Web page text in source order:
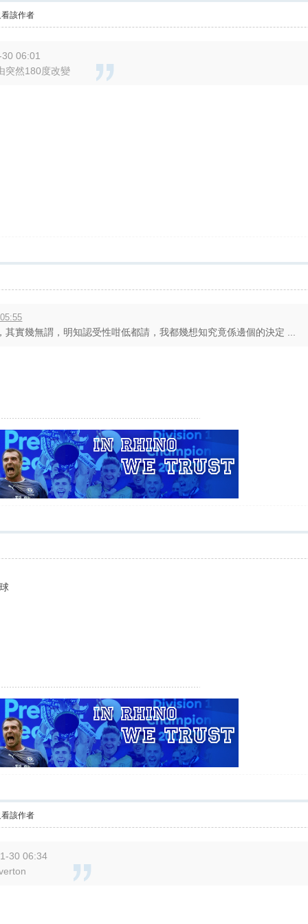
看該作者
06:01
突然180度改變
實幾無謂，明知認受性咁低都請，我都幾想知究竟係邊個的決定 ...
看該作者
30 06:34